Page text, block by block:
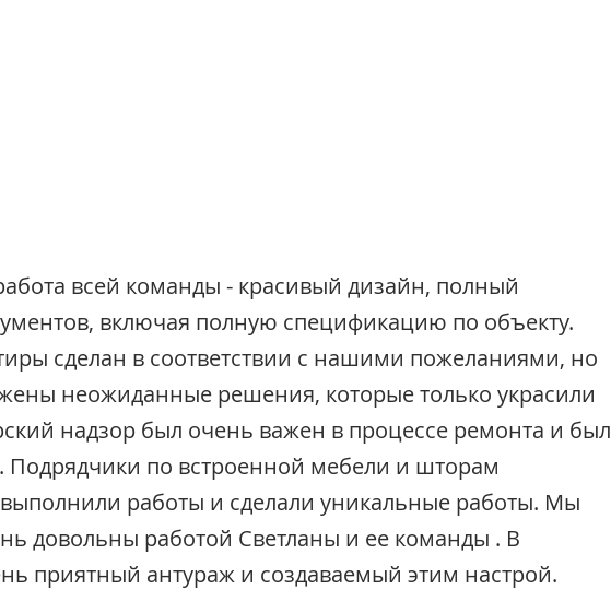
всей команды - красивый дизайн, полный
включая полную спецификацию по объекту.
сделан в соответствии с нашими пожеланиями, но
неожиданные решения, которые только украсили
надзор был очень важен в процессе ремонта и был
Подрядчики по встроенной мебели и шторам
выполнили работы и сделали уникальные работы. Мы
довольны работой Светланы и ее команды . В
приятный антураж и создаваемый этим настрой.